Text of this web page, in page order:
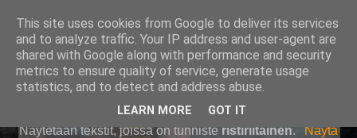
Pullollinen
Näytetään tekstit, joissa on tunniste ristiriitainen.
Näytä
This site uses cookies from Google to deliver its services
and to analyze traffic. Your IP address and user-agent are
shared with Google along with performance and security
metrics to ensure quality of service, generate usage
statistics, and to detect and address abuse.
LEARN MORE GOT IT